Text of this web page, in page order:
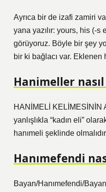
Ayrıca bir de izafi zamiri
yana yazılır: yours, his (-s
görüyoruz. Böyle bir şey
bir ki bağlacı var. Eklenen
Hanimeller nasıl
HANİMELİ KELİMESİNİN
yanlışlıkla “kadın eli”
hanımeli şeklinde
Hanımefendi
Bayan/Hanımefendi/